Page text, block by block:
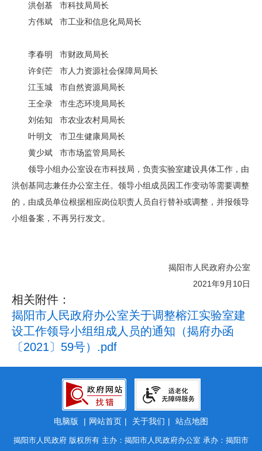
洪创基 市科技局局长
方伟斌 市工业和信息化局局长
李春明 市财政局局长
许剑芒 市人力资源社会保障局局长
江玉城 市自然资源局局长
王全录 市生态环境局局长
刘佑知 市农业农村局局长
叶明文 市卫生健康局局长
黄少斌 市市场监管局局长
领导小组办公室设在市科技局，负责实验室建设具体工作，由
洪创基同志兼任办公室主任。领导小组成员因工作变动等需要调整
的，由成员单位根据相应岗位职责人员自行替补或调整，并报领导
小组备案，不再另行发文。
揭阳市人民政府办公室
2021年9月10日
相关附件：
揭阳市人民政府办公室关于调整榕江实验室建
设工作领导小组组成人员的通知（揭府办函
〔2021〕59号）.pdf
电脑版 | 网站首页 | 关于我们 | 站点地图
揭阳市人民政府 版权所有 主办：揭阳市人民政府办公室 承办：揭阳市